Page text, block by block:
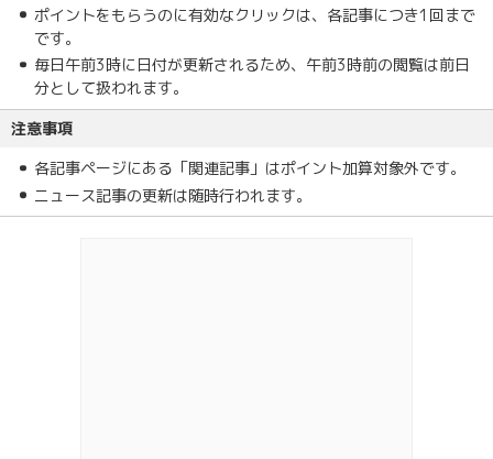
ポイントをもらうのに有効なクリックは、各記事につき1回まで
です。
毎日午前3時に日付が更新されるため、午前3時前の閲覧は前日
分として扱われます。
注意事項
各記事ページにある「関連記事」はポイント加算対象外です。
ニュース記事の更新は随時行われます。